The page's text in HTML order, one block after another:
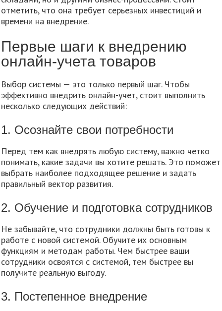
отметить, что она требует серьезных инвестиций и
времени на внедрение.
Первые шаги к внедрению
онлайн-учета товаров
Выбор системы — это только первый шаг. Чтобы
эффективно внедрить онлайн-учет, стоит выполнить
несколько следующих действий:
1. Осознайте свои потребности
Перед тем как внедрять любую систему, важно четко
понимать, какие задачи вы хотите решать. Это поможет
выбрать наиболее подходящее решение и задать
правильный вектор развития.
2. Обучение и подготовка сотрудников
Не забывайте, что сотрудники должны быть готовы к
работе с новой системой. Обучите их основным
функциям и методам работы. Чем быстрее ваши
сотрудники освоятся с системой, тем быстрее вы
получите реальную выгоду.
3. Постепенное внедрение